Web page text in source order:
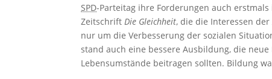
SPD-Parteitag ihre Forderungen auch
ZeitschriftDie Gleichheit, die die Interessen
nur um die Verbesserung der sozialen
stand auch eine bessere Ausbildung, die
Lebensumstände beitragen sollten. Bildung